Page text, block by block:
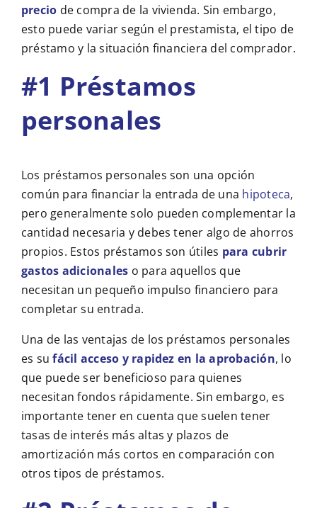
precio de compra de la vivienda. Sin embargo,
esto puede variar según el prestamista, el tipo de
préstamo y la situación financiera del comprador.
#1 Préstamos
personales
Los préstamos personales son una opción
común para financiar la entrada de una hipoteca,
pero generalmente solo pueden complementar la
cantidad necesaria y debes tener algo de ahorros
propios. Estos préstamos son útiles para cubrir
gastos adicionales o para aquellos que
necesitan un pequeño impulso financiero para
completar su entrada.
Una de las ventajas de los préstamos personales
es sufácil acceso y rapidez en la aprobación, lo
que puede ser beneficioso para quienes
necesitan fondos rápidamente. Sin embargo, es
importante tener en cuenta que suelen tener
tasas de interés más altas y plazos de
amortización más cortos en comparación con
otros tipos de préstamos.